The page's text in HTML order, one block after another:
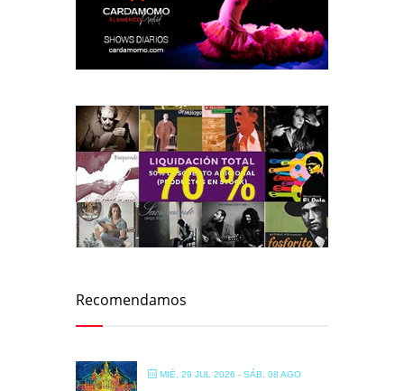
Recomendamos
MIÉ, 29 JUL 2026 - SÁB, 08 AGO